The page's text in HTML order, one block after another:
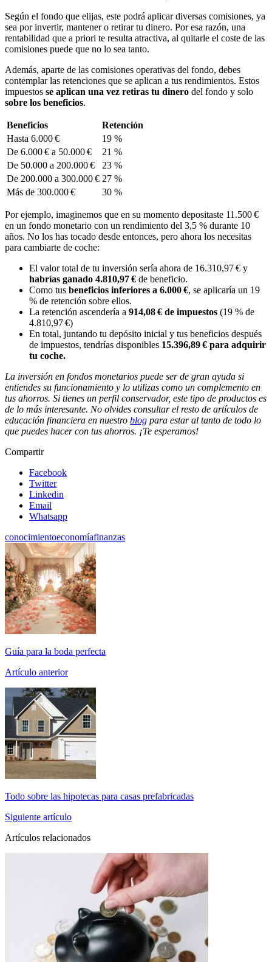
Según el fondo que elijas, este podrá aplicar diversas comisiones, ya
sea por invertir, mantener o retirar tu dinero. Por esa razón, una
rentabilidad que a priori te resulta atractiva, al quitarle el coste de las
comisiones puede que no lo sea tanto.
Además, aparte de las comisiones operativas del fondo, debes
contemplar las retenciones que se aplican a tus rendimientos. Estos
impuestos se aplican una vez retiras tu dinero del fondo y solo
sobre los beneficios.
Beneficios
Retención
Hasta 6.000 €
19 %
De 6.000 € a 50.000 €
21 %
De 50.000 a 200.000 €
23 %
De 200.000 a 300.000 € 27 %
Más de 300.000 €
30 %
Por ejemplo, imaginemos que en su momento depositaste 11.500 €
en un fondo monetario con un rendimiento del 3,5 % durante 10
años. No los has tocado desde entonces, pero ahora los necesitas
para cambiarte de coche:
El valor total de tu inversión sería ahora de 16.310,97 € y
habrías ganado 4.810,97 € de beneficio.
Como tus beneficios inferiores a 6.000 €, se aplicaría un 19
% de retención sobre ellos.
La retención ascendería a 914,08 € de impuestos (19 % de
4.810,97 €)
En total, juntando tu depósito inicial y tus beneficios después
de impuestos, tendrías disponibles 15.396,89 € para adquirir
tu coche.
La inversión en fondos monetarios puede ser de gran ayuda si
entiendes su funcionamiento y lo utilizas como un complemento en
tus ahorros. Si tienes un perfil conservador, este tipo de productos es
de lo más interesante. No olvides consultar el resto de artículos de
educación financiera en nuestro blog para estar al tanto de todo lo
que puedes hacer con tus ahorros. ¡Te esperamos!
Compartir
Facebook
Twitter
Linkedin
Email
Whatsapp
conocimientoeconomíafinanzas
Guía para la boda perfecta
Artículo anterior
Todo sobre las hipotecas para casas prefabricadas
Siguiente artículo
Artículos relacionados